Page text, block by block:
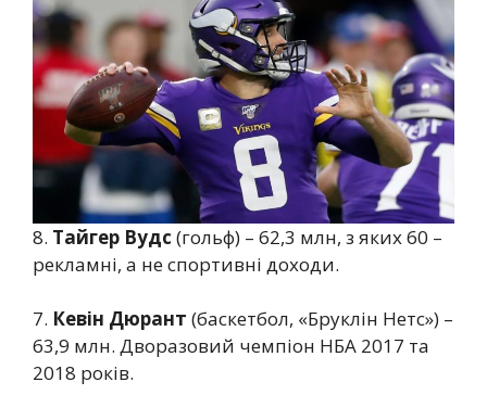
8. Тайгер Вудс (гольф) – 62,3 млн, з яких 60 –
рекламні, а не спортивні доходи.
7. Кевін Дюрант (баскетбол, «Бруклін Нетс») –
63,9 млн. Дворазовий чемпіон НБА 2017 та
2018 років.